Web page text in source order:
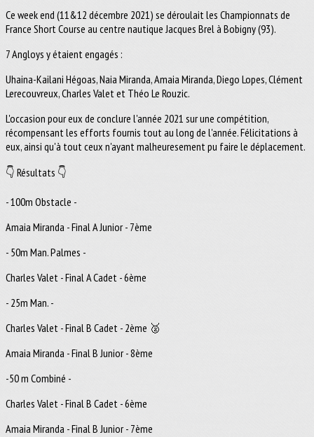
Ce week end (11&12 décembre 2021) se déroulait les Championnats de
France Short Course au centre nautique Jacques Brel à Bobigny (93).
7 Angloys y étaient engagés :
Uhaina-Kailani Hégoas, Naia Miranda, Amaia Miranda, Diego Lopes, Clément
Lerecouvreux, Charles Valet et Théo Le Rouzic.
L'occasion pour eux de conclure l'année 2021 sur une compétition,
récompensant les efforts fournis tout au long de l'année. Félicitations à
eux, ainsi qu'à tout ceux n'ayant malheuresement pu faire le déplacement.
👇 Résultats 👇
- 100m Obstacle -
Amaia Miranda - Final A Junior - 7ème
- 50m Man. Palmes -
Charles Valet - Final A Cadet - 6ème
- 25m Man. -
Charles Valet - Final B Cadet - 2ème 🥈
Amaia Miranda - Final B Junior - 8ème
-50 m Combiné -
Charles Valet - Final B Cadet - 6ème
Amaia Miranda - Final B Junior - 7ème